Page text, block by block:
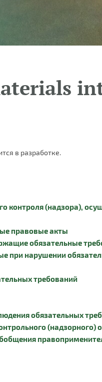
в разработке.
контроля (надзора),
правовые акты
обязательные
при нарушении
требований
обязательных
(надзорного)